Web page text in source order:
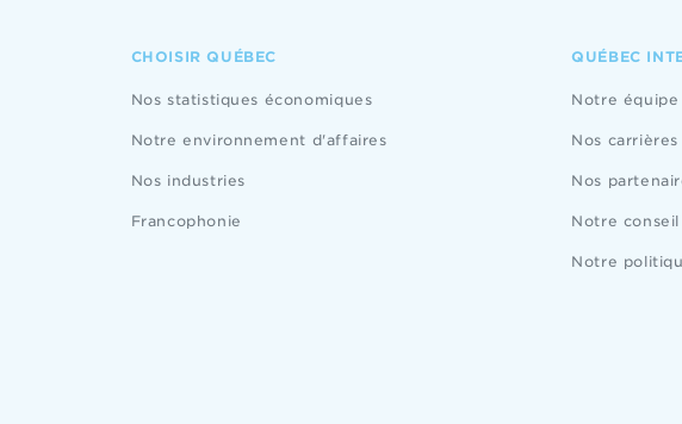
CHOISIR QUÉBEC
Nos statistiques économiques
Notre environnement d'affaires
Nos industries
Francophonie
QUÉBEC
Notre équipe
Nos carrières
Nos
Notre
Notre